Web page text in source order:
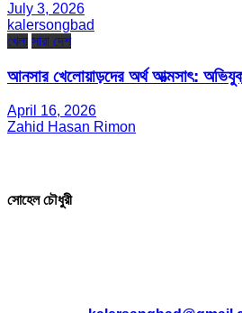
July 3, 2026
kalersongbad
খেলা সারা দেশ
আনসার খেলোয়াড়দের অর্থ আত্মসাৎ:
April 16, 2026
Zahid Hasan Rimon
সোহেল চৌধুরী